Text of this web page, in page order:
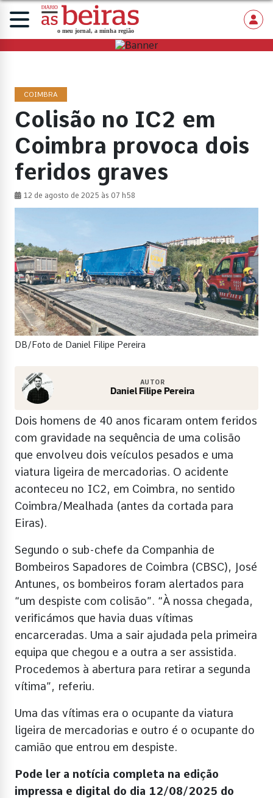
COIMBRA
Colisão no IC2 em
Coimbra provoca dois
feridos graves
12 de agosto de 2025 às 07 h58
DB/Foto de Daniel Filipe Pereira
AUTOR
Daniel Filipe Pereira
Dois homens de 40 anos ficaram ontem feridos
com gravidade na sequência de uma colisão
que envolveu dois veículos pesados e uma
viatura ligeira de mercadorias. O acidente
aconteceu no IC2, em Coimbra, no sentido
Coimbra/Mealhada (antes da cortada para
Eiras).
Segundo o sub-chefe da Companhia de
Bombeiros Sapadores de Coimbra (CBSC), José
Antunes, os bombeiros foram alertados para
“um despiste com colisão”. “À nossa chegada,
verificámos que havia duas vítimas
encarceradas. Uma a sair ajudada pela primeira
equipa que chegou e a outra a ser assistida.
Procedemos à abertura para retirar a segunda
vítima”, referiu.
Uma das vítimas era o ocupante da viatura
ligeira de mercadorias e outro é o ocupante do
camião que entrou em despiste.
Pode ler a notícia completa na edição
impressa e digital do dia 12/08/2025 do